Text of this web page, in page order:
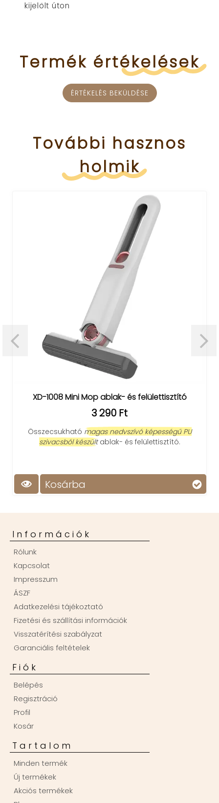
kijelölt úton
Termék értékelések
ÉRTÉKELÉS BEKÜLDÉSE
További hasznos
holmik
XD-1008 Mini Mop ablak- és felülettisztító
3 290 Ft
Összecsukható magas nedvszívó képességű PU
szivacsból készültablak- és felülettisztító.
Kosárba
Információk
Rólunk
Kapcsolat
Impresszum
ÁSZF
Adatkezelési tájékoztató
Fizetési és szállítási információk
Visszatérítési szabályzat
Garanciális feltételek
Fiók
Belépés
Regisztráció
Profil
Kosár
Tartalom
Minden termék
Új termékek
Akciós termékek